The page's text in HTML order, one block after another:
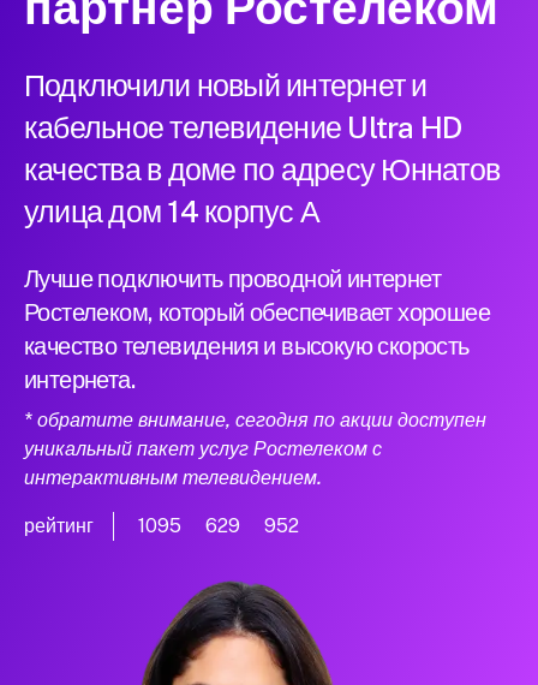
Подключили новый интернет и
кабельное телевидение Ultra HD
качества в доме по адресу Юннатов
улица дом 14 корпус А
Лучше подключить проводной интернет
Ростелеком, который обеспечивает хорошее
качество телевидения и высокую скорость
интернета.
* обратите внимание, сегодня по акции доступен
уникальный пакет услуг Ростелеком с
интерактивным телевидением.
рейтинг 1095 629 952